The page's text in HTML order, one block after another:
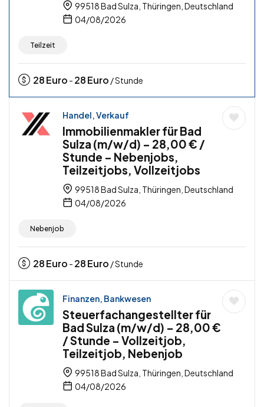
99518 Bad Sulza, Thüringen, Deutschland
04/08/2026
Teilzeit
28Euro - 28Euro / Stunde
Handel, Verkauf
Immobilienmakler für Bad
Sulza (m/w/d) – 28,00 € /
Stunde – Nebenjobs,
Teilzeitjobs, Vollzeitjobs
99518 Bad Sulza, Thüringen, Deutschland
04/08/2026
Nebenjob
28Euro - 28Euro / Stunde
Finanzen, Bankwesen
Steuerfachangestellter für
Bad Sulza (m/w/d) – 28,00 €
/ Stunde – Vollzeitjob,
Teilzeitjob, Nebenjob
99518 Bad Sulza, Thüringen, Deutschland
04/08/2026